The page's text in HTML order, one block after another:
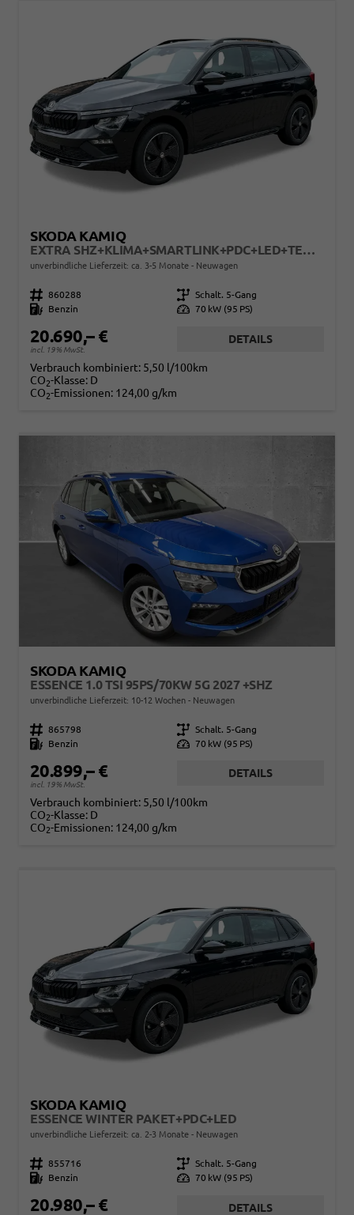
SKODA KAMIQ
EXTRA SHZ+KLIMA+SMARTLINK+PDC+LED+TEMPOMAT
unverbindliche Lieferzeit: ca. 3-5 Monate Neuwagen
Fahrzeugnr. 860288 Getriebe Schalt. 5-Gang
Kraftstoff
Benzin Leistung 70 kW (95 PS)
20.690,– €
incl. 19% MwSt.
DETAILS
Verbrauch kombiniert: 5,50 l/100km
CO2-Klasse: D
CO2-Emissionen: 124,00 g/km
SKODA KAMIQ
ESSENCE 1.0 TSI 95PS/70KW 5G 2027 +SHZ
unverbindliche Lieferzeit: 10-12 Wochen Neuwagen
Fahrzeugnr. 865798 Getriebe Schalt. 5-Gang
Kraftstoff
Benzin Leistung 70 kW (95 PS)
20.899,– €
incl. 19% MwSt.
DETAILS
Verbrauch kombiniert: 5,50 l/100km
CO2-Klasse: D
CO2-Emissionen: 124,00 g/km
SKODA KAMIQ
ESSENCE WINTER PAKET+PDC+LED
unverbindliche Lieferzeit: ca. 2-3 Monate Neuwagen
Fahrzeugnr. 855716 Getriebe Schalt. 5-Gang
Kraftstoff
Benzin Leistung 70 kW (95 PS)
20.980,– € DETAILS